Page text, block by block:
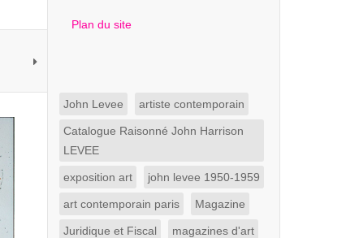
Plan du site
John Levee artiste contemporain
Catalogue Raisonné John Harrison
LEVEE
exposition art john levee 1950-1959
art contemporain paris Magazine
Juridique et Fiscal magazines d'art